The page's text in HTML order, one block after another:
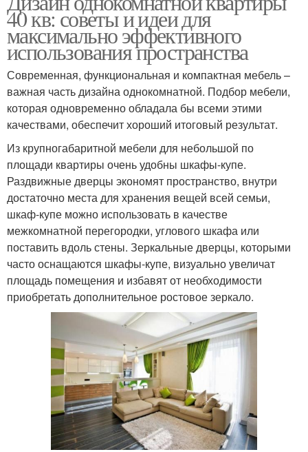
40 кв: советы и идеи для
максимально эффективного
использования пространства
Современная, функциональная и компактная мебель –
важная часть дизайна однокомнатной. Подбор мебели,
которая одновременно обладала бы всеми этими
качествами, обеспечит хороший итоговый результат.
Из крупногабаритной мебели для небольшой по
площади квартиры очень удобны шкафы-купе.
Раздвижные дверцы экономят пространство, внутри
достаточно места для хранения вещей всей семьи,
шкаф-купе можно использовать в качестве
межкомнатной перегородки, углового шкафа или
поставить вдоль стены. Зеркальные дверцы, которыми
часто оснащаются шкафы-купе, визуально увеличат
площадь помещения и избавят от необходимости
приобретать дополнительное ростовое зеркало.